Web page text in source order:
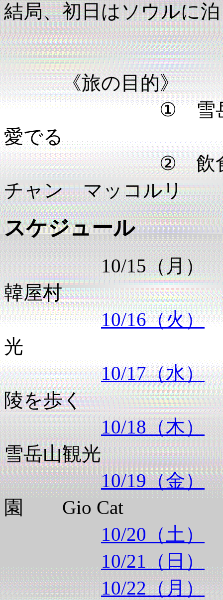
結局、初日はソウルに
《旅の目的》
① 雪岳山（ソ
愛でる
② 飲食・・・
チャン マッコルリ
スケジュール
10/15（月） 名
韓屋村
10/16（火）
光
10/17（水）
陵を歩く
10/18（木）
雪岳山観光
10/19（金）
園 Gio Cat
10/20（土）
10/21（日）
10/22（月）